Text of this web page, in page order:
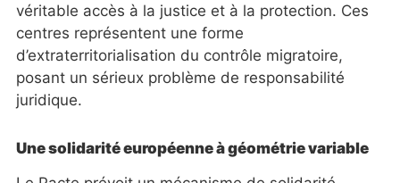
véritable accès à la justice et à la protection. Ces
centres représentent une forme
d’extraterritorialisation du contrôle migratoire,
posant un sérieux problème de responsabilité
juridique.
Une solidarité européenne à géométrie variable